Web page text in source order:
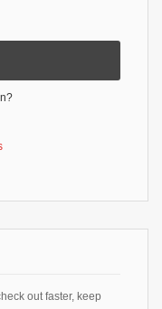
out faster, keep